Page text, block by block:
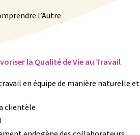
l’Autre
la Qualité de Vie au Travail
en équipe de manière naturelle et
clientèle